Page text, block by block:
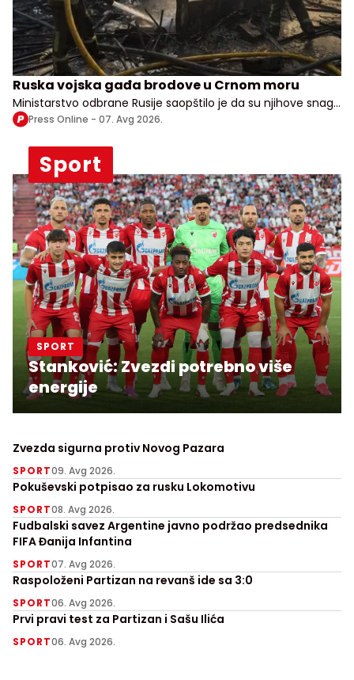
Ruska vojska gađa brodove u Crnom moru
Ministarstvo odbrane Rusije saopštilo je da su njihove snage
izvele udare na vojne, transportne i logističke objekte u više
Press Online - 07. Avg 2026.
Sport
SPORT
Stanković: Zvezdi potrebno više
energije
Zvezda sigurna protiv Novog Pazara
SPORT09. Avg 2026.
Pokuševski potpisao za rusku Lokomotivu
SPORT08. Avg 2026.
Fudbalski savez Argentine javno podržao predsednika
FIFA Đanija Infantina
SPORT07. Avg 2026.
Raspoloženi Partizan na revanš ide sa 3:0
SPORT06. Avg 2026.
Prvi pravi test za Partizan i Sašu Ilića
SPORT06. Avg 2026.